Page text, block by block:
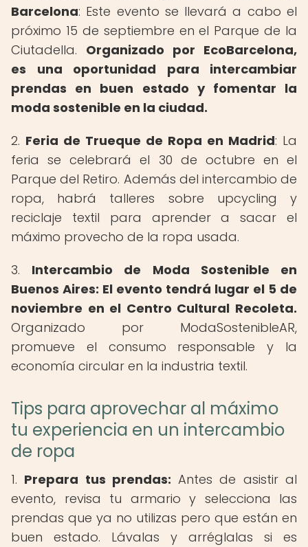
Barcelona: Este evento se llevará a cabo el
próximo 15 de septiembre en el Parque de la
Ciutadella. Organizado por EcoBarcelona,
es una oportunidad para intercambiar
prendas en buen estado y fomentar la
moda sostenible en la ciudad.
2. Feria de Trueque de Ropa en Madrid: La
feria se celebrará el 30 de octubre en el
Parque del Retiro. Además del intercambio de
ropa, habrá talleres sobre upcycling y
reciclaje textil para aprender a sacar el
máximo provecho de la ropa usada.
3. Intercambio de Moda Sostenible en
Buenos Aires: El evento tendrá lugar el 5 de
noviembre en el Centro Cultural Recoleta.
Organizado por ModaSostenibleAR,
promueve el consumo responsable y la
economía circular en la industria textil.
Tips para aprovechar al máximo
tu experiencia en un intercambio
de ropa
1. Prepara tus prendas: Antes de asistir al
evento, revisa tu armario y selecciona las
prendas que ya no utilizas pero que están en
buen estado. Lávalas y arréglalas si es